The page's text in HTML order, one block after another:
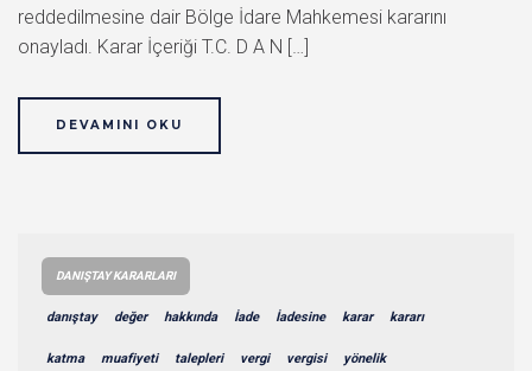
reddedilmesine dair Bölge İdare Mahkemesi kararını
onayladı. Karar İçeriği T.C. D A N […]
DEVAMINI OKU
DANIŞTAY KARARLARI
danıştay değer hakkında İade İadesine karar kararı
katma muafiyeti talepleri vergi vergisi yönelik